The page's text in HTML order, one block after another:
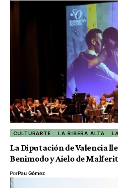
CULTURARTE LA RIBERA ALTA
La Diputación de Valencia
Benimodo y Aielo de Malferit
PorPau Gómez